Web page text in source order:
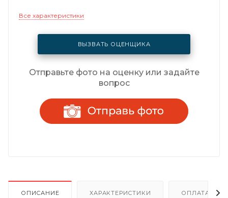
Все характеристики
ВЫЗВАТЬ ОЦЕНЩИКА
Отправьте фото на оценку или задайте
вопрос
ОПИСАНИЕ ХАРАКТЕРИСТИКИ ОПЛАТА И